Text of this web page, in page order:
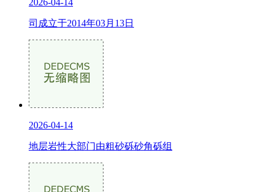
司成立于2014年03月13日
2026-04-14
地层岩性大部门由粗砂砾砂角砾组